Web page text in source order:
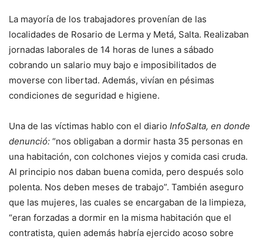
La mayoría de los trabajadores provenían de las
localidades de Rosario de Lerma y Metá, Salta. Realizaban
jornadas laborales de 14 horas de lunes a sábado
cobrando un salario muy bajo e imposibilitados de
moverse con libertad. Además, vivían en pésimas
condiciones de seguridad e higiene.
Una de las víctimas hablo con el diario InfoSalta, en donde
denunció: “nos obligaban a dormir hasta 35 personas en
una habitación, con colchones viejos y comida casi cruda.
Al principio nos daban buena comida, pero después solo
polenta. Nos deben meses de trabajo”. También aseguro
que las mujeres, las cuales se encargaban de la limpieza,
“eran forzadas a dormir en la misma habitación que el
contratista, quien además habría ejercido acoso sobre